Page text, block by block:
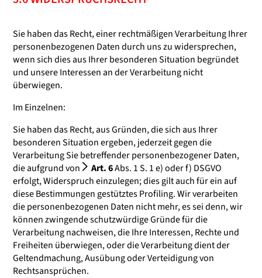
Sie haben das Recht, einer rechtmäßigen Verarbeitung Ihrer
personenbezogenen Daten durch uns zu widersprechen,
wenn sich dies aus Ihrer besonderen Situation begründet
und unsere Interessen an der Verarbeitung nicht
überwiegen.
Im Einzelnen:
Sie haben das Recht, aus Gründen, die sich aus Ihrer
besonderen Situation ergeben, jederzeit gegen die
Verarbeitung Sie betreffender personenbezogener Daten,
die aufgrund von
Art. 6Abs. 1 S. 1 e) oder f) DSGVO
erfolgt, Widerspruch einzulegen; dies gilt auch für ein auf
diese Bestimmungen gestütztes Profiling. Wir verarbeiten
die personenbezogenen Daten nicht mehr, es sei denn, wir
können zwingende schutzwürdige Gründe für die
Verarbeitung nachweisen, die Ihre Interessen, Rechte und
Freiheiten überwiegen, oder die Verarbeitung dient der
Geltendmachung, Ausübung oder Verteidigung von
Rechtsansprüchen.